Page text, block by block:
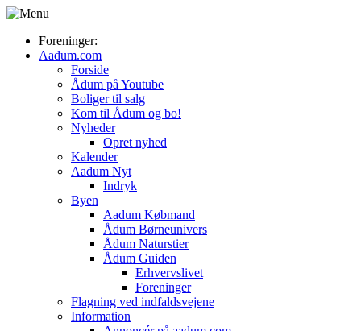
Foreninger:
Aadum.com
Forside
Ådum på Youtube
Boliger til salg
Kom til Ådum og bo!
Nyheder
Opret nyhed
Kalender
Aadum Nyt
Indryk
Byen
Aadum Købmand
Ådum Børneunivers
Ådum Naturstier
Ådum Guiden
Erhvervslivet
Foreninger
Flagning ved indfaldsvejene
Information